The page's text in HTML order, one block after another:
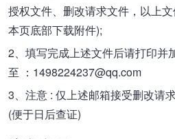
授权文件、删改请求文件，以上
本页底部下载附件);
2、填写完成上述文件后请打印并
至 ：1498224237@qq.com
3、注意 : 仅上述邮箱接受删改请
(便于日后查证)